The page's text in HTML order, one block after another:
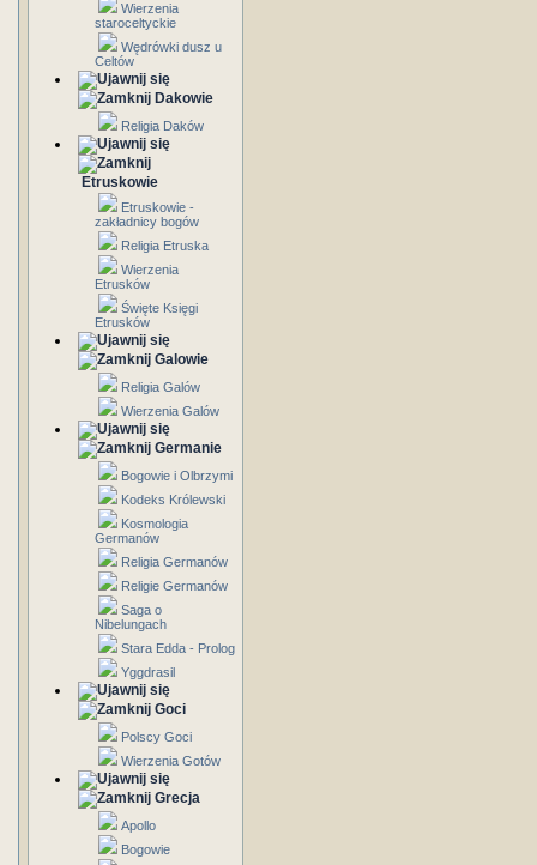
Wierzenia
staroceltyckie
Wędrówki dusz u
Celtów
Dakowie
Religia Daków
Etruskowie
Etruskowie -
zakładnicy bogów
Religia Etruska
Wierzenia
Etrusków
Święte Księgi
Etrusków
Galowie
Religia Galów
Wierzenia Galów
Germanie
Bogowie i Olbrzymi
Kodeks Królewski
Kosmologia
Germanów
Religia Germanów
Religie Germanów
Saga o
Nibelungach
Stara Edda - Prolog
Yggdrasil
Goci
Polscy Goci
Wierzenia Gotów
Grecja
Apollo
Bogowie